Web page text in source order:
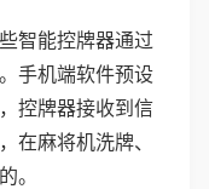
智能控牌器通过
手机端软件预设
控牌器接收到信
在麻将机洗牌、
。